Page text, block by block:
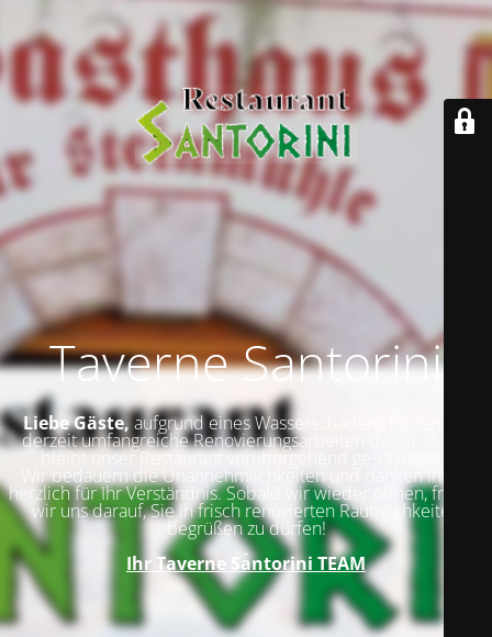
Taverne Santorini
Liebe Gäste,aufgrund eines Wasserschadens führen wir
derzeit umfangreiche Renovierungsarbeiten durch. Daher
bleibt unser Restaurant vorübergehend geschlossen.
Wir bedauern die Unannehmlichkeiten und danken Ihnen
herzlich für Ihr Verständnis. Sobald wir wieder öffnen, freuen
wir uns darauf, Sie in frisch renovierten Räumlichkeiten
begrüßen zu dürfen!
Ihr Taverne Santorini TEAM